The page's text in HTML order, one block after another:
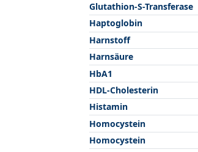
Glutathion-S-Transferase
Haptoglobin
Harnstoff
Harnsäure
HbA1
HDL-Cholesterin
Histamin
Homocystein
Homocystein